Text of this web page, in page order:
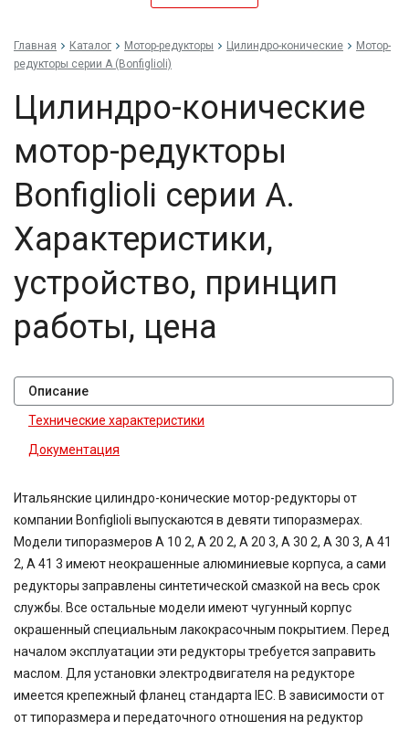
Главная Каталог Мотор-редукторы Цилиндро-конические
Мотор-
редукторы серии A (Bonfiglioli)
Цилиндро-конические
мотор-редукторы
Bonfiglioli серии A.
Характеристики,
устройство, принцип
работы, цена
Описание
Технические характеристики
Документация
Итальянские цилиндро-конические мотор-редукторы от
компании Bonfiglioli выпускаются в девяти типоразмерах.
Модели типоразмеров A 10 2, A 20 2, A 20 3, A 30 2, A 30 3, A 41
2, A 41 3 имеют неокрашенные алюминиевые корпуса, а сами
редукторы заправлены синтетической смазкой на весь срок
службы. Все остальные модели имеют чугунный корпус
окрашенный специальным лакокрасочным покрытием. Перед
началом эксплуатации эти редукторы требуется заправить
маслом. Для установки электродвигателя на редукторе
имеется крепежный фланец стандарта IEC. В зависимости от
от типоразмера и передаточного отношения на редуктор